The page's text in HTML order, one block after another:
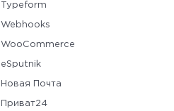
Typeform
Webhooks
WooCommerce
eSputnik
Новая Почта
Приват24